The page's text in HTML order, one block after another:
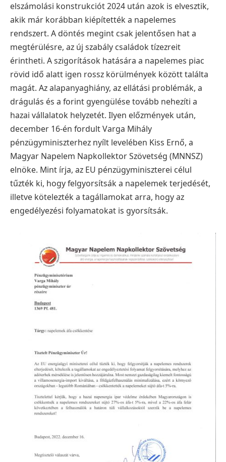
elszámolási konstrukciót 2024 után azok is elvesztik,
akik már korábban kiépítették a napelemes
rendszert. A döntés megint csak jelentősen hat a
megtérülésre, az új szabály családok tízezreit
érintheti. A szigorítások hatására a napelemes piac
rövid idő alatt igen rossz körülmények között találta
magát. Az alapanyaghiány, az ellátási problémák, a
drágulás és a forint gyengülése tovább nehezíti a
hazai vállalatok helyzetét. Ilyen előzmények után,
december 16-én fordult Varga Mihály
pénzügyminiszterhez nyílt levelében Kiss Ernő, a
Magyar Napelem Napkollektor Szövetség (MNNSZ)
elnöke. Mint írja, az EU pénzügyminiszterei célul
tűzték ki, hogy felgyorsítsák a napelemek terjedését,
illetve kötelezték a tagállamokat arra, hogy az
engedélyezési folyamatokat is gyorsítsák.